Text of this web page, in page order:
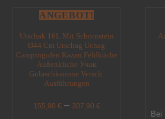
ANGEBOT!
Utschak 16L Mit Schornstein
Ø44 Cm Utschag Uchag
Campingofen Kazan Feldküche
Außenküche Учак
Gulaschkanone Versch.
Ausführungen
155,90 € – 307,90 €
Bei